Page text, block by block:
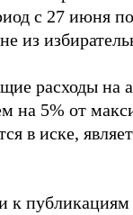
с 27 июня
из
расходы на
на 5% от
в иске,
к